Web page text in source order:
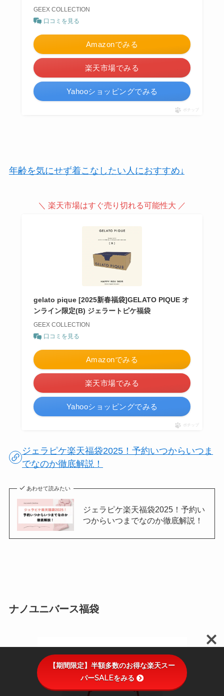
GEEX COLLECTION
口コミを見る
Amazonでみる
楽天市場でみる
Yahooショッピングでみる
ポチップ
年齢を気にせず着こなしたい人におすすめ↓
＼ 楽天市場はすぐ売り切れる可能性大 ／
gelato pique [2025新春福袋]GELATO PIQUE オ
ンライン限定(B) ジェラートピケ福袋
GEEX COLLECTION
口コミを見る
Amazonでみる
楽天市場でみる
Yahooショッピングでみる
ポチップ
ジェラピケ楽天福袋2025！予約いつからいつま
でなのか徹底解説！
あわせて読みたい
ジェラピケ楽天福袋2025！予約い
つからいつまでなのか徹底解説！
ナノユニバース福袋
【期間限定】半額多数のお得な楽天スー
パーSALEをみる